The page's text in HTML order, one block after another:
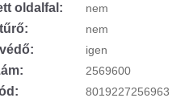
oldalfal: nem
nem
igen
2569600
8019227256963